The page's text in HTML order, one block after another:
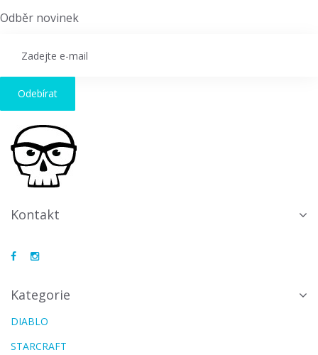
Odběr novinek
Odebírat
Kontakt
Kategorie
DIABLO
STARCRAFT